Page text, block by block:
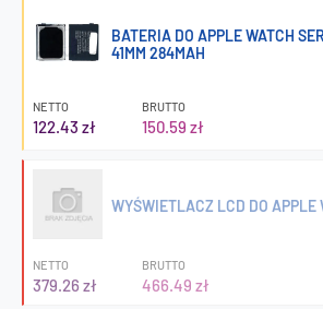
BATERIA DO APPLE WATCH
41MM 284MAH
NETTO
122.43 zł
BRUTTO
150.59 zł
WYŚWIETLACZ LCD DO APPLE
NETTO
379.26 zł
BRUTTO
466.49 zł